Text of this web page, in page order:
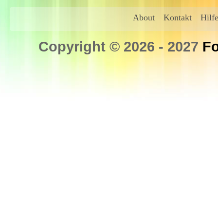
About Kontakt Hilfe
Copyright © 2026 - 2027